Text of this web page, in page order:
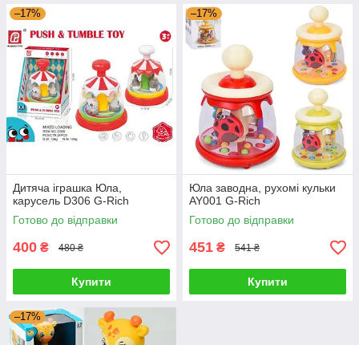
–17%
Дитяча іграшка Юла,
карусель D306 G-Rich
Готово до відправки
400 ₴ 480 ₴
Купити
–17%
Юла заводна, рухомі кульки
AY001 G-Rich
Готово до відправки
451 ₴ 541 ₴
Купити
–17%